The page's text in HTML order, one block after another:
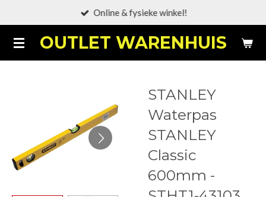
naar
de
OUTLET WARENHUIS
Online & fysieke winkel!
STANLEY
Waterpas
STANLEY
Classic
600mm -